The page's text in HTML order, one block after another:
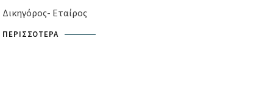
Δικηγόρος- Εταίρος
ΠΕΡΙΣΣΌΤΕΡΑ